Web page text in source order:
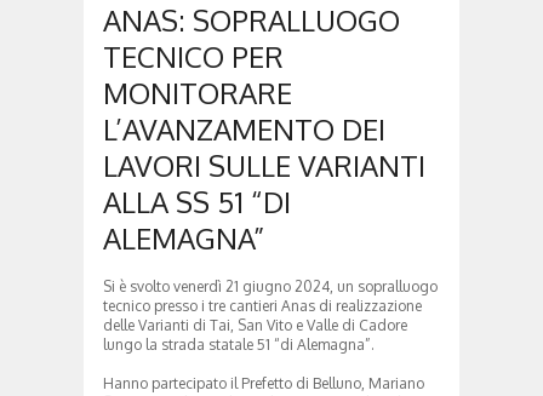
ANAS: SOPRALLUOGO
TECNICO PER
MONITORARE
L’AVANZAMENTO DEI
LAVORI SULLE VARIANTI
ALLA SS 51 “DI
ALEMAGNA”
Si è svolto venerdì 21 giugno 2024, un sopralluogo
tecnico presso i tre cantieri Anas di realizzazione
delle Varianti di Tai, San Vito e Valle di Cadore
lungo la strada statale 51 “di Alemagna”.
Hanno partecipato il Prefetto di Belluno, Mariano